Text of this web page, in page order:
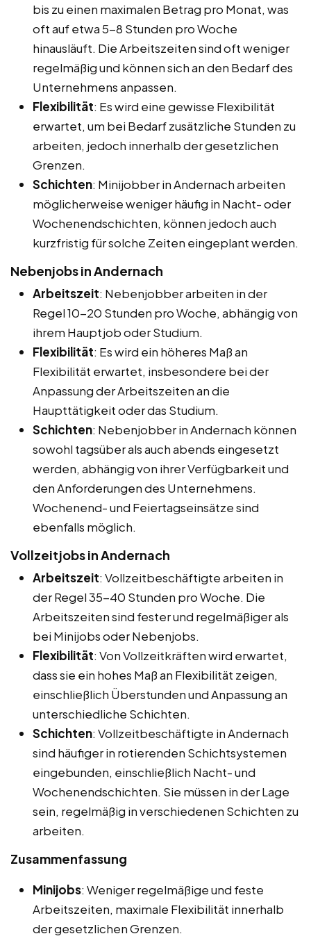
bis zu einen maximalen Betrag pro Monat, was
oft auf etwa 5-8 Stunden pro Woche
hinausläuft. Die Arbeitszeiten sind oft weniger
regelmäßig und können sich an den Bedarf des
Unternehmens anpassen.
Flexibilität: Es wird eine gewisse Flexibilität
erwartet, um bei Bedarf zusätzliche Stunden zu
arbeiten, jedoch innerhalb der gesetzlichen
Grenzen.
Schichten: Minijobber in Andernach arbeiten
möglicherweise weniger häufig in Nacht- oder
Wochenendschichten, können jedoch auch
kurzfristig für solche Zeiten eingeplant werden.
Nebenjobs in Andernach
Arbeitszeit: Nebenjobber arbeiten in der
Regel 10-20 Stunden pro Woche, abhängig von
ihrem Hauptjob oder Studium.
Flexibilität: Es wird ein höheres Maß an
Flexibilität erwartet, insbesondere bei der
Anpassung der Arbeitszeiten an die
Haupttätigkeit oder das Studium.
Schichten: Nebenjobber in Andernach können
sowohl tagsüber als auch abends eingesetzt
werden, abhängig von ihrer Verfügbarkeit und
den Anforderungen des Unternehmens.
Wochenend- und Feiertagseinsätze sind
ebenfalls möglich.
Vollzeitjobs in Andernach
Arbeitszeit: Vollzeitbeschäftigte arbeiten in
der Regel 35-40 Stunden pro Woche. Die
Arbeitszeiten sind fester und regelmäßiger als
bei Minijobs oder Nebenjobs.
Flexibilität: Von Vollzeitkräften wird erwartet,
dass sie ein hohes Maß an Flexibilität zeigen,
einschließlich Überstunden und Anpassung an
unterschiedliche Schichten.
Schichten: Vollzeitbeschäftigte in Andernach
sind häufiger in rotierenden Schichtsystemen
eingebunden, einschließlich Nacht- und
Wochenendschichten. Sie müssen in der Lage
sein, regelmäßig in verschiedenen Schichten zu
arbeiten.
Zusammenfassung
Minijobs: Weniger regelmäßige und feste
Arbeitszeiten, maximale Flexibilität innerhalb
der gesetzlichen Grenzen.